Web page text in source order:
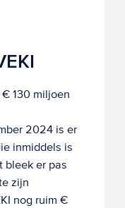
130 miljoen
2024 is er
inmiddels is
bleek er pas
zijn
nog ruim €